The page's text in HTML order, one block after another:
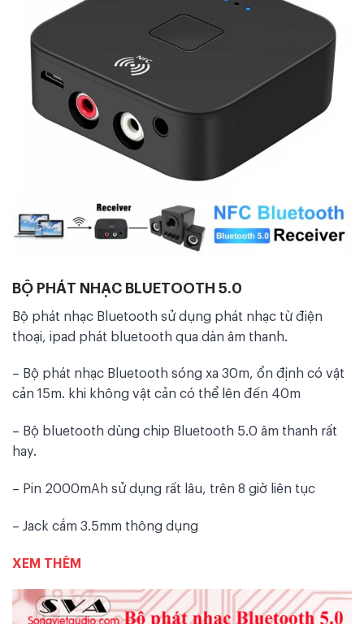
BỘ PHÁT NHẠC BLUETOOTH 5.0
Bộ phát nhạc Bluetooth sử dụng phát nhạc từ điện
thoại, ipad phát bluetooth qua dàn âm thanh.
– Bộ phát nhạc Bluetooth sóng xa 30m, ổn định có vật
cản 15m. khi không vật cản có thể lên đến 40m
– Bộ bluetooth dùng chip Bluetooth 5.0 âm thanh rất
hay.
– Pin 2000mAh sử dụng rất lâu, trên 8 giờ liên tục
– Jack cắm 3.5mm thông dụng
XEM THÊM